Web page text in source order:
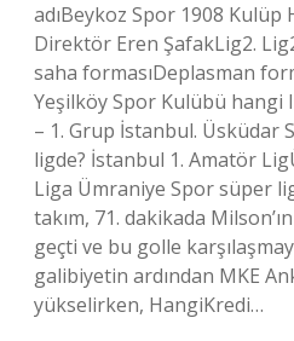
adıBeykoz Spor 1908 Kulüp
Direktör Eren ŞafakLig2.
saha formasıDeplasman
Yeşilköy Spor Kulübü hangi
– 1. Grup İstanbul. Üsküdar
ligde? İstanbul 1. Amatör
Liga Ümraniye Spor süper
takım, 71. dakikada
geçti ve bu golle
galibiyetin ardından MKE
yükselirken, HangiKredi…